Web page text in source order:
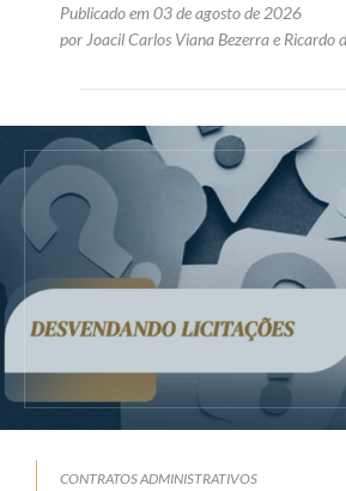
Publicado em 03 de agosto de 2026
por Joacil Carlos Viana Bezerrae Ricardo
CONTRATOS ADMINISTRATIVOS